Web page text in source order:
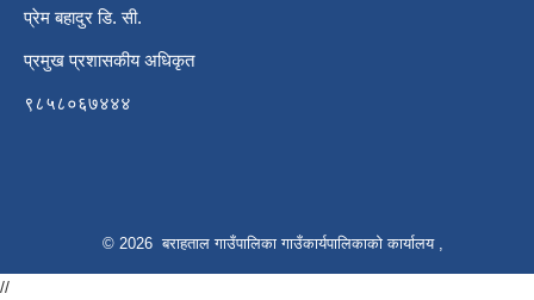
प्रेम बहादुर डि. सी.
प्रमुख प्रशासकीय अधिकृत
९८५८०६७४४४
© 2026 बराहताल गाउँपालिका गाउँकार्यपालिकाको कार्यालय ,
//